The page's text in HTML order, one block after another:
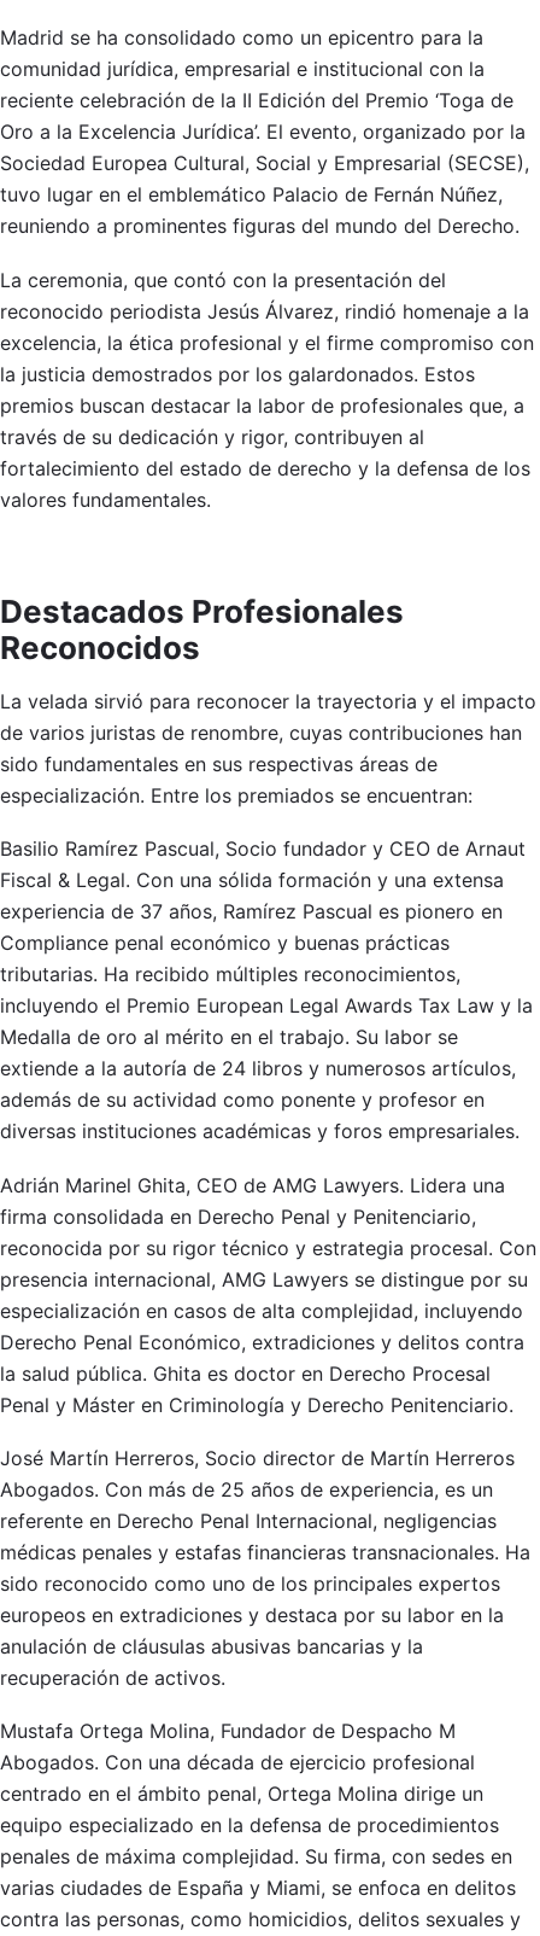
Madrid se ha consolidado como un epicentro para la
comunidad jurídica, empresarial e institucional con la
reciente celebración de la II Edición del Premio ‘Toga de
Oro a la Excelencia Jurídica’. El evento, organizado por la
Sociedad Europea Cultural, Social y Empresarial (SECSE),
tuvo lugar en el emblemático Palacio de Fernán Núñez,
reuniendo a prominentes figuras del mundo del Derecho.
La ceremonia, que contó con la presentación del
reconocido periodista Jesús Álvarez, rindió homenaje a la
excelencia, la ética profesional y el firme compromiso con
la justicia demostrados por los galardonados. Estos
premios buscan destacar la labor de profesionales que, a
través de su dedicación y rigor, contribuyen al
fortalecimiento del estado de derecho y la defensa de los
valores fundamentales.
Destacados Profesionales
Reconocidos
La velada sirvió para reconocer la trayectoria y el impacto
de varios juristas de renombre, cuyas contribuciones han
sido fundamentales en sus respectivas áreas de
especialización. Entre los premiados se encuentran:
Basilio Ramírez Pascual, Socio fundador y CEO de Arnaut
Fiscal & Legal. Con una sólida formación y una extensa
experiencia de 37 años, Ramírez Pascual es pionero en
Compliance penal económico y buenas prácticas
tributarias. Ha recibido múltiples reconocimientos,
incluyendo el Premio European Legal Awards Tax Law y la
Medalla de oro al mérito en el trabajo. Su labor se
extiende a la autoría de 24 libros y numerosos artículos,
además de su actividad como ponente y profesor en
diversas instituciones académicas y foros empresariales.
Adrián Marinel Ghita, CEO de AMG Lawyers. Lidera una
firma consolidada en Derecho Penal y Penitenciario,
reconocida por su rigor técnico y estrategia procesal. Con
presencia internacional, AMG Lawyers se distingue por su
especialización en casos de alta complejidad, incluyendo
Derecho Penal Económico, extradiciones y delitos contra
la salud pública. Ghita es doctor en Derecho Procesal
Penal y Máster en Criminología y Derecho Penitenciario.
José Martín Herreros, Socio director de Martín Herreros
Abogados. Con más de 25 años de experiencia, es un
referente en Derecho Penal Internacional, negligencias
médicas penales y estafas financieras transnacionales. Ha
sido reconocido como uno de los principales expertos
europeos en extradiciones y destaca por su labor en la
anulación de cláusulas abusivas bancarias y la
recuperación de activos.
Mustafa Ortega Molina, Fundador de Despacho M
Abogados. Con una década de ejercicio profesional
centrado en el ámbito penal, Ortega Molina dirige un
equipo especializado en la defensa de procedimientos
penales de máxima complejidad. Su firma, con sedes en
varias ciudades de España y Miami, se enfoca en delitos
contra las personas, como homicidios, delitos sexuales y